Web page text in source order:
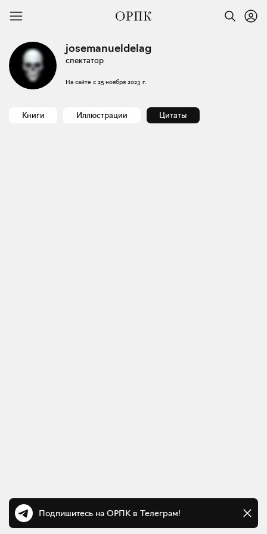
josemanueldelag
спектатор
На сайте с 25 ноября 2023 г.
Книги Иллюстрации Цитаты
Подпишитесь на ОРПК в Телеграм!